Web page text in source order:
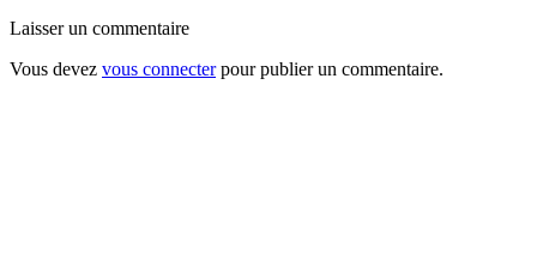
Laisser un commentaire
Vous devez vous connecterpour publier un commentaire.